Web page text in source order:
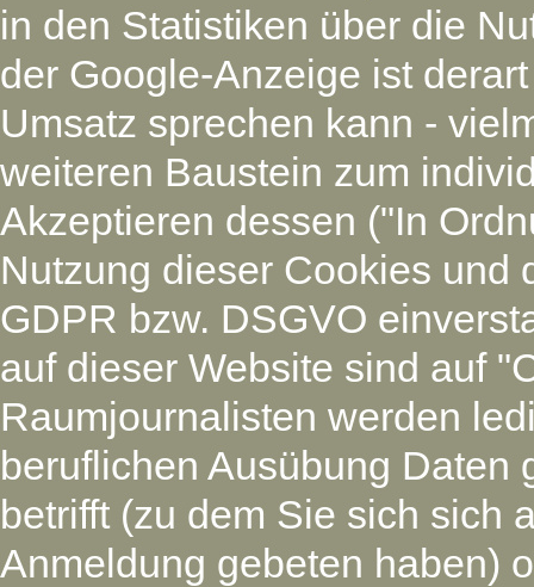
in den Statistiken über die
der Google-Anzeige ist
Umsatz sprechen kann -
weiteren Baustein zum
Akzeptieren dessen ("In
Nutzung dieser Cookies und
GDPR bzw. DSGVO
auf dieser Website sind auf
Raumjournalisten werden
beruflichen Ausübung Daten
betrifft (zu dem Sie sich sich
Anmeldung gebeten haben)